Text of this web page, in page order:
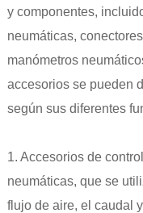
y componentes,
neumáticas,
manómetros
accesorios se pueden
según sus diferentes
1. Accesorios de
neumáticas, que se
flujo de aire, el caudal